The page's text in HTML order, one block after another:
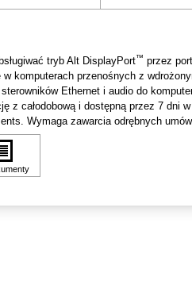
tryb Alt DisplayPort™ przez
w komputerach przenośnych z
Ethernet i audio do
z całodobową i dostępną przez 7
Wymaga zawarcia odrębnych